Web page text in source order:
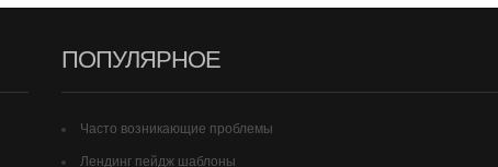
ПОПУЛЯРНОЕ
Часто возникающие проблемы
Лендинг пейдж шаблоны